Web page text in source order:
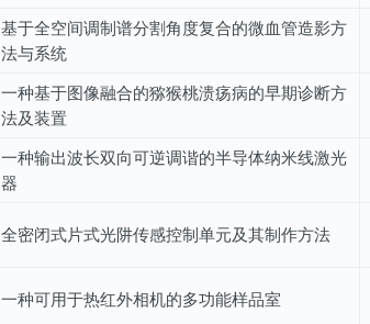
基于全空间调制谱分割角度复合的微血管造影方
法与系统
一种基于图像融合的猕猴桃溃疡病的早期诊断方
法及装置
一种输出波长双向可逆调谐的半导体纳米线激光
器
全密闭式片式光阱传感控制单元及其制作方法
一种可用于热红外相机的多功能样品室